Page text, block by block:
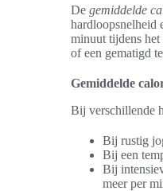
De gemiddelde
hardloopsnelheid
minuut tijdens het
of een gematigd
Gemiddelde
Bij verschillende
Bij rustig
Bij een
Bij
meer per